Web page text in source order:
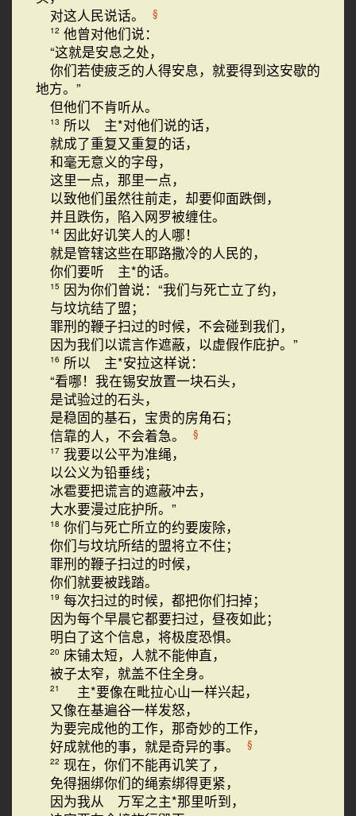
对这人民说话。
§
12 他曾对他们说：
“这就是安息之处，
你们若使疲乏的人得安息，就要得到这安歇的
地方。”
但他们不肯听从。
13 所以 主*对他们说的话，
就成了重复又重复的话，
和毫无意义的字母，
这里一点，那里一点，
以致他们虽然往前走，却要仰面跌倒，
并且跌伤，陷入网罗被缠住。
14 因此好讥笑人的人哪！
就是管辖这些在耶路撒冷的人民的，
你们要听 主*的话。
15 因为你们曾说：“我们与死亡立了约，
与坟坑结了盟；
罪刑的鞭子扫过的时候，不会碰到我们，
因为我们以谎言作遮蔽，以虚假作庇护。”
16 所以 主*安拉这样说：
“看哪！我在锡安放置一块石头，
是试验过的石头，
是稳固的基石，宝贵的房角石；
信靠的人，不会着急。
§
17 我要以公平为准绳，
以公义为铅垂线；
冰雹要把谎言的遮蔽冲去，
大水要漫过庇护所。”
18 你们与死亡所立的约要废除，
你们与坟坑所结的盟将立不住；
罪刑的鞭子扫过的时候，
你们就要被践踏。
19 每次扫过的时候，都把你们扫掉；
因为每个早晨它都要扫过，昼夜如此；
明白了这个信息，将极度恐惧。
20 床铺太短，人就不能伸直，
被子太窄，就盖不住全身。
21
主*要像在毗拉心山一样兴起，
又像在基遍谷一样发怒，
为要完成他的工作，那奇妙的工作，
好成就他的事，就是奇异的事。
§
22 现在，你们不能再讥笑了，
免得捆绑你们的绳索绑得更紧，
因为我从 万军之主*那里听到，